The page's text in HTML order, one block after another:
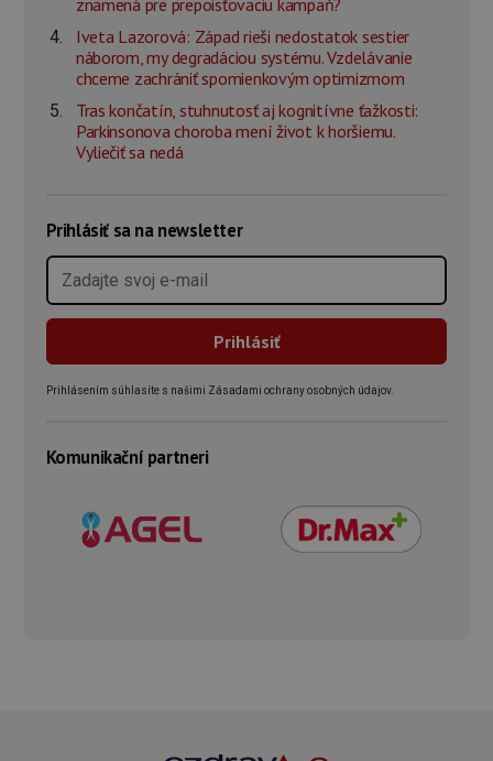
Iveta Lazorová: Západ rieši nedostatok sestier
náborom, my degradáciou systému. Vzdelávanie
chceme zachrániť spomienkovým optimizmom
Tras končatín, stuhnutosť aj kognitívne ťažkosti:
Parkinsonova choroba mení život k horšiemu.
Vyliečiť sa nedá
Prihlásiť sa na newsletter
Prihlásením súhlasíte s našimi Zásadami ochrany osobných údajov.
Komunikační partneri